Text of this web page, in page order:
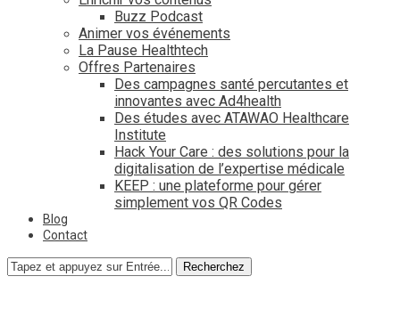
Buzz Podcast
Animer vos événements
La Pause Healthtech
Offres Partenaires
Des campagnes santé percutantes et
innovantes avec Ad4health
Des études avec ATAWAO Healthcare
Institute
Hack Your Care : des solutions pour la
digitalisation de l’expertise médicale
KEEP : une plateforme pour gérer
simplement vos QR Codes
Blog
Contact
Recherchez